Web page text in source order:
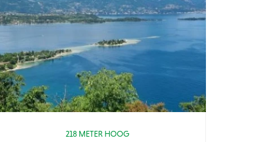
218 METER HOOG